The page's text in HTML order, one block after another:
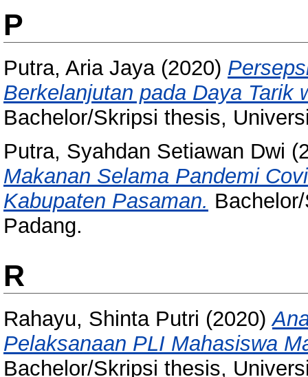
P
Putra, Aria Jaya(2020)
Berkelanjutan pada Daya Tarik
Bachelor/Skripsi thesis,
Putra, Syahdan Setiawan Dwi
Makanan Selama Pandemi
Kabupaten Pasaman.
Padang.
R
Rahayu, Shinta Putri (2020)
Pelaksanaan PLI Mahasiswa
Bachelor/Skripsi thesis,